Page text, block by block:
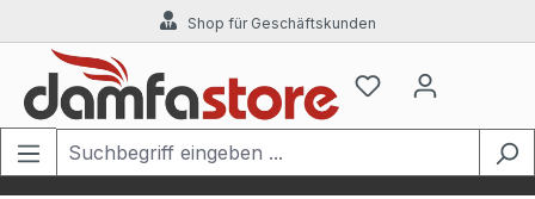
Zum Hauptinhalt springenShop für Geschäftskunden